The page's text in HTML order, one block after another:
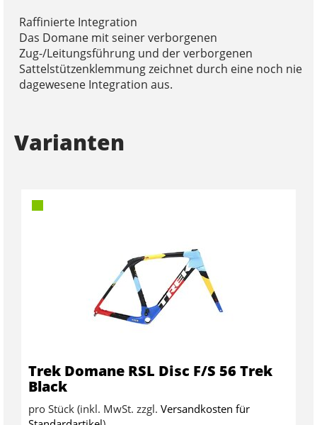
Raffinierte Integration
Das Domane mit seiner verborgenen
Zug-/Leitungsführung und der verborgenen
Sattelstützenklemmung zeichnet durch eine noch nie
dagewesene Integration aus.
Varianten
Trek Domane RSL Disc F/S 56 Trek
Black
pro Stück (inkl. MwSt. zzgl. Versandkosten für